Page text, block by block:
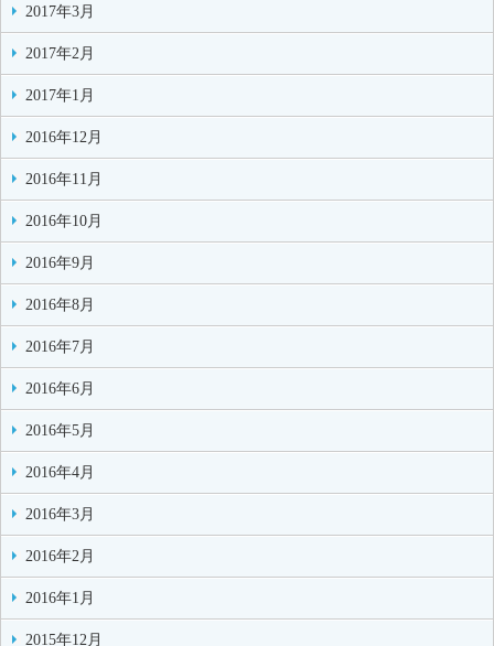
2017年3月
2017年2月
2017年1月
2016年12月
2016年11月
2016年10月
2016年9月
2016年8月
2016年7月
2016年6月
2016年5月
2016年4月
2016年3月
2016年2月
2016年1月
2015年12月